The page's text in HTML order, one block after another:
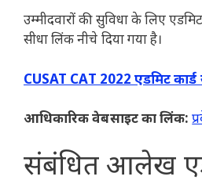
उम्मीदवारों की सुविधा के लिए
सीधा लिंक नीचे दिया गया है।
CUSAT CAT 2022 एडमिट
आधिकारिक वेबसाइट का लिंक:
संबंधित आलेख